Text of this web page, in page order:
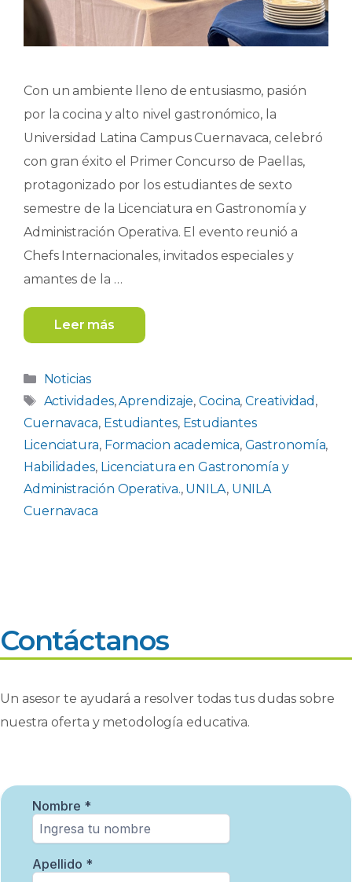
Con un ambiente lleno de entusiasmo, pasión
por la cocina y alto nivel gastronómico, la
Universidad Latina Campus Cuernavaca, celebró
con gran éxito el Primer Concurso de Paellas,
protagonizado por los estudiantes de sexto
semestre de la Licenciatura en Gastronomía y
Administración Operativa. El evento reunió a
Chefs Internacionales, invitados especiales y
amantes de la …
Leer más
Categorías
Noticias
Etiquetas
Actividades,Aprendizaje,Cocina,Creatividad ,
Cuernavaca, Estudiantes, Estudiantes
Licenciatura, Formacion academica, Gastronomía,
Habilidades, Licenciatura en Gastronomía y
Administración Operativa., UNILA, UNILA
Cuernavaca
Contáctanos
Un asesor te ayudará a resolver todas tus dudas sobre
nuestra oferta y metodología educativa.